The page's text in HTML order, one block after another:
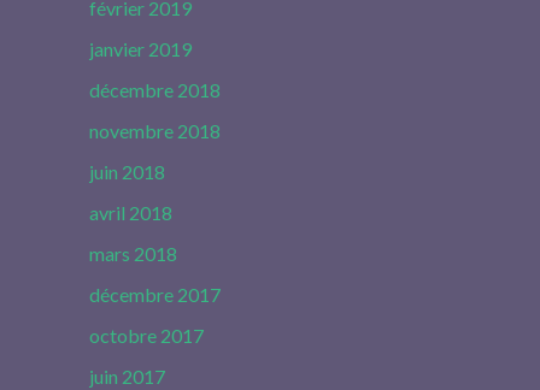
février 2019
janvier 2019
décembre 2018
novembre 2018
juin 2018
avril 2018
mars 2018
décembre 2017
octobre 2017
juin 2017